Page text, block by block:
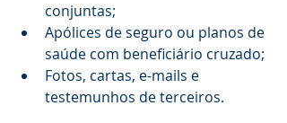
conjuntas;
Apólices de seguro ou planos de
saúde com beneficiário cruzado;
Fotos, cartas, e-mails e
testemunhos de terceiros.